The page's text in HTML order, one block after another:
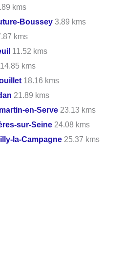
kms
Boussey 3.89 kms
kms
11.52 kms
14.85 kms
18.16 kms
21.89 kms
en-Serve 23.13 kms
sur-Seine 24.08 kms
la-Campagne 25.37 kms